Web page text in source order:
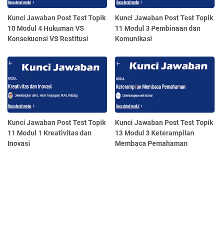
Kunci Jawaban Post Test Topik
10 Modul 4 Hukuman VS
Konsekuensi VS Restitusi
Kunci Jawaban Post Test Topik
11 Modul 3 Pembinaan dan
Komunikasi
Kunci Jawaban Post Test Topik
11 Modul 1 Kreativitas dan
Inovasi
Kunci Jawaban Post Test Topik
13 Modul 3 Keterampilan
Membaca Pemahaman